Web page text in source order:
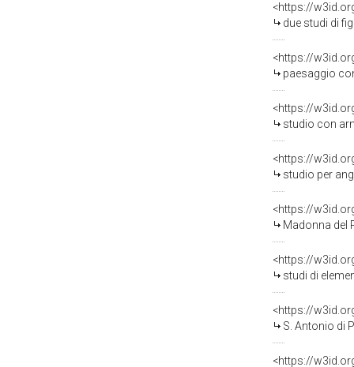
<https://
due studi di
<https://
paesaggio con
<https://
studio con armenti
<https://
studio per
<https://
Madonna del Rosario
<https://
studi di elementi
<https://
S. Antonio di
<https://